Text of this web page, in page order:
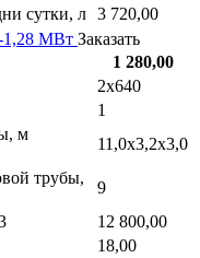
сутки, л 3 720,00
1,28 МВт Заказать
1 280,00
2х640
1
м
11,0х3,2х3,0
трубы,
9
12 800,00
18,00